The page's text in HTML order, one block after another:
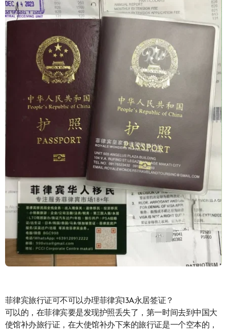
菲律宾旅行证可不可以办理菲律宾13A永居签证？
可以的，在菲律宾要是发现护照丢失了，第一时间去到中国大
使馆补办旅行证，在大使馆补办下来的旅行证是一个空本的，